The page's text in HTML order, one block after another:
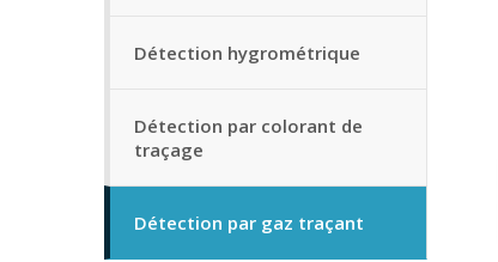
Détection hygrométrique
Détection par colorant de
traçage
Détection par gaz traçant